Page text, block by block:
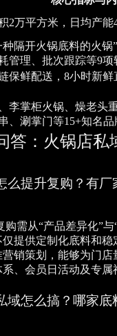
2万平方米，日均产能
种隔开火锅底料的火锅
管理、批次跟踪等9项
保鲜配送，8小时新鲜
李掌柜火锅、燥老头
、涮掌门等15+知名品
答：火锅店私
么提升复购？有厂
购需从“产品差异化”
提供定制化底料和稳
营销策划，能够为门
、会员日活动及专属
域怎么搞？哪家底